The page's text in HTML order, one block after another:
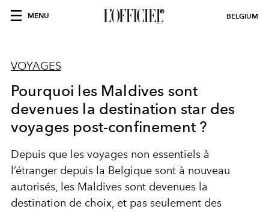
MENU BELGIUM
VOYAGES
Pourquoi les Maldives sont
devenues la destination star des
voyages post-confinement ?
Depuis que les voyages non essentiels à
l’étranger depuis la Belgique sont à nouveau
autorisés, les Maldives sont devenues la
destination de choix, et pas seulement des